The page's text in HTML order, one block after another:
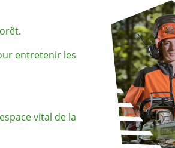
entretenir les
vital de la